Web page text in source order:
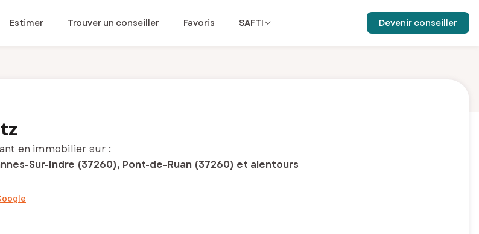
Estimer Trouver un conseiller Favoris SAFTI Devenir conseiller
en immobilier sur :
Sur-Indre (37260), Pont-de-Ruan (37260) et alentours